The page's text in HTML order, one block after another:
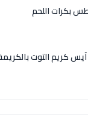
بكرات اللحم
كريم التوت